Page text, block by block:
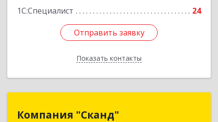
1С:Специалист
24
Отправить заявку
Показать контакты
Отправить заявку
Назад
Компания "Сканд"